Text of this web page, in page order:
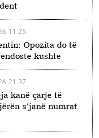
Opozita do të
kushte
11:25
kanë çarje të
s’janë numrat
21:37